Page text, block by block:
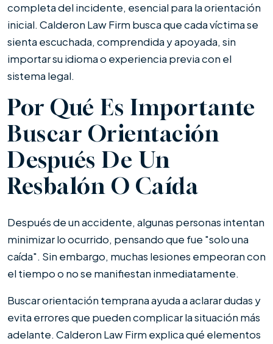
completa del incidente, esencial para la orientación
inicial. Calderon Law Firm busca que cada víctima se
sienta escuchada, comprendida y apoyada, sin
importar su idioma o experiencia previa con el
sistema legal.
Por Qué Es Importante
Buscar Orientación
Después De Un
Resbalón O Caída
Después de un accidente, algunas personas intentan
minimizar lo ocurrido, pensando que fue "solo una
caída". Sin embargo, muchas lesiones empeoran con
el tiempo o no se manifiestan inmediatamente.
Buscar orientación temprana ayuda a aclarar dudas y
evita errores que pueden complicar la situación más
adelante. Calderon Law Firm explica qué elementos